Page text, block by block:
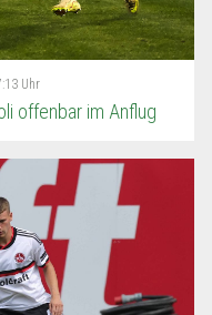
Uhr
offenbar im Anflug